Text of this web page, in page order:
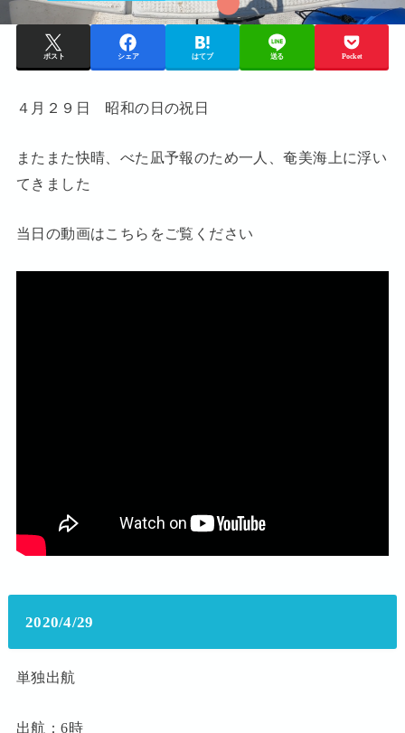
ポスト シェア はてブ 送る Pocket
４月２９日 昭和の日の祝日
またまた快晴、べた凪予報のため一人、奄美海上に浮い
てきました
当日の動画はこちらをご覧ください
2020/4/29
単独出航
出航：6時